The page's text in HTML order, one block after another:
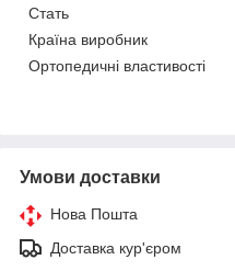
Стать
Країна виробник
Ортопедичні властивості
Умови доставки
Нова Пошта
Доставка кур'єром